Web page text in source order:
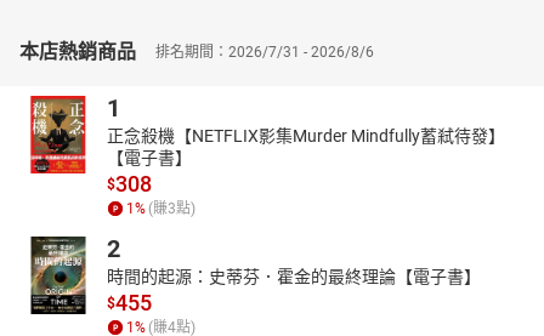
本店熱銷商品 排名期間：2026/7/31 - 2026/8/6
1
正念殺機【NETFLIX影集Murder Mindfully蓄弒待發】
【電子書】
$308
1 % (賺3點)
2
時間的起源：史蒂芬．霍金的最終理論【電子書】
$455
1 % (賺4點)